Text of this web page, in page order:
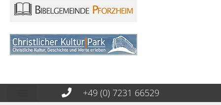
+49 (0) 7231 66529